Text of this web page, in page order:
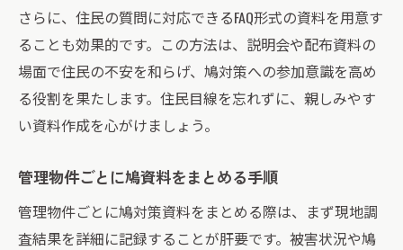
さらに、住民の質問に対応できるFAQ形式の資料を用意す
ることも効果的です。この方法は、説明会や配布資料の
場面で住民の不安を和らげ、鳩対策への参加意識を高め
る役割を果たします。住民目線を忘れずに、親しみやす
い資料作成を心がけましょう。
管理物件ごとに鳩資料をまとめる手順
管理物件ごとに鳩対策資料をまとめる際は、まず現地調
査結果を詳細に記録することが肝要です。被害状況や鳩